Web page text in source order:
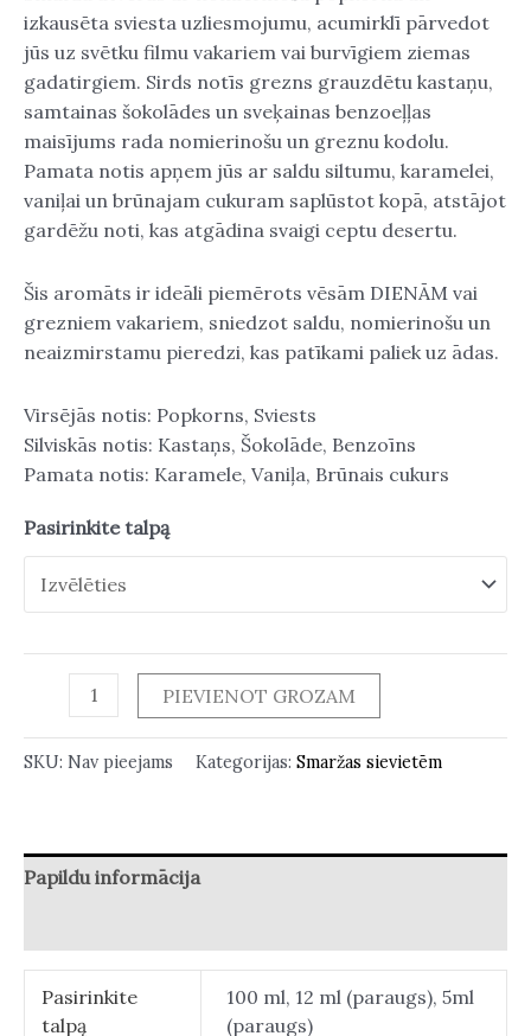
izkausēta sviesta uzliesmojumu, acumirklī pārvedot
jūs uz svētku filmu vakariem vai burvīgiem ziemas
gadatirgiem. Sirds notīs grezns grauzdētu kastaņu,
samtainas šokolādes un sveķainas benzoeļļas
maisījums rada nomierinošu un greznu kodolu.
Pamata notis apņem jūs ar saldu siltumu, karamelei,
vaniļai un brūnajam cukuram saplūstot kopā, atstājot
gardēžu noti, kas atgādina svaigi ceptu desertu.
Šis aromāts ir ideāli piemērots vēsām DIENĀM vai
grezniem vakariem, sniedzot saldu, nomierinošu un
neaizmirstamu pieredzi, kas patīkami paliek uz ādas.
Virsējās notis: Popkorns, Sviests
Silviskās notis: Kastaņs, Šokolāde, Benzoīns
Pamata notis: Karamele, Vaniļa, Brūnais cukurs
Pasirinkite talpą
PIEVIENOT GROZAM
SKU: Nav pieejams Kategorijas: Smaržas sievietēm
Papildu informācija
Pasirinkite
talpą
100 ml, 12 ml (paraugs), 5ml
(paraugs)